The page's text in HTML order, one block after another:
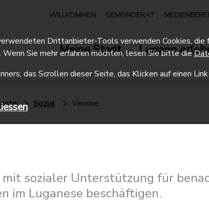
WILLKOMMEN GEMEINDERAT
Meine Stadt Lugano
Sozial Vereine
mit sozialer Unterstützung für
im Luganese beschäftigen.
Drittanbieter-Tools verwenden Cookies,
Wenn Sie mehr erfahren möchten, lesen Sie bitte die
das Scrollen dieser Seite, das Klicken auf einen